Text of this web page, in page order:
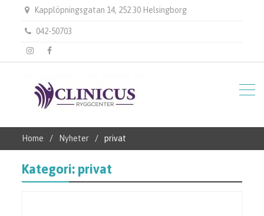
Kapplöpningsgatan 14, 252 30 Helsingborg
042-50703
instagramFacebook
Home Nyheter privat
Kategori: privat